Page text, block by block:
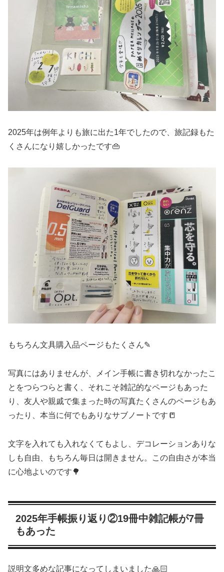
2025年は例年よりも旅に出た1年でしたので、旅記録もた
くさんになり嬉しかったです👜
もちろん文具購入品ページもたくさん✎
写真にはありませんが、メイン手帳に書き切れなかったこ
とをつらつらと書く、それこそ雑記的なページもあった
り、友人や親戚で集まった時の写真たくさんのページもあ
ったり、本当に何でもありなサブノートです📒
文字を入れても入れなくてもよし、デコレーションありな
しも自由、もちろん毎日は開きません。この自由さが本当
に心地よいのです🌳
2025年手帳振り返り②19冊中雑記帳が7冊
もあった
説明文多めな記事になってしまいました🙏🏻